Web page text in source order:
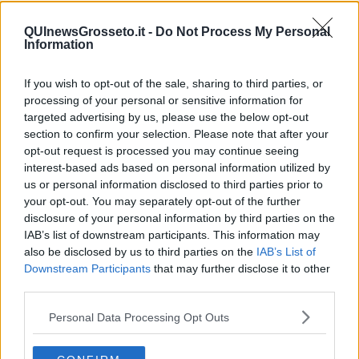
QUInewsGrosseto.it - Do Not Process My Personal
Information
If you wish to opt-out of the sale, sharing to third parties, or
processing of your personal or sensitive information for
targeted advertising by us, please use the below opt-out
section to confirm your selection. Please note that after your
opt-out request is processed you may continue seeing
interest-based ads based on personal information utilized by
us or personal information disclosed to third parties prior to
your opt-out. You may separately opt-out of the further
disclosure of your personal information by third parties on the
IAB’s list of downstream participants. This information may
also be disclosed by us to third parties on the IAB’s List of
Downstream Participants that may further disclose it to other
Personal Data Processing Opt Outs
dovrebbe andare tutto bene, al lato economico sei favorito dalle
stelle. Periodo buono per concludere qualche affare importante
l’avrai poco prima della metá del mese. Ci vorrá attenzione
particolare il 17 ottobre, che potresti avere una discussione con
uscire illeso. Situazione piú tranquilla verso la fine del mese. A
livello della tua vita sentimentale, se hai giá una famiglia o una
relazione, tutto procede bene, a parte la giornata della Luna Piena
del 17 ottobre con la Luna nel segno opposto al tuo, che potrebbe
portare un po’ di tensione. Se sei single, potresti conoscere
qualcuno che lavora nel settore inerente ai soldi, quindi un/a broker
oppure andando in banca per fare una semplice operazione, nella
prima parte del mese. Dal 17 ottobre Venere entrerá nel segno
amico del Sagittario, dal 20 ottobre avrai piú chance, per incontrare
una persona interessante.
SCORPIONE
Sei il segno favorito dello zodiaco nel mese di ottobre. Non soltanto
perché si sta avvicinando il tuo compleanno, ma per la presenza di
Venere nel tuo segno nella prima metá del mese, che ti regala il
fascino, e per Marte e Saturno, che saranno in ottimo aspetto per
tutto il mese. Veramente ora sei tu a dettare le regole agli altri, che